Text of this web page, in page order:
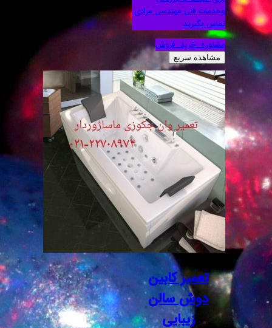
وخدمات فنی مهندسی مرادی
تماس بگیرید
مشاوره_خرید_فروش
مشاهده سریع
تعمیر کابین
دوش سالن
زیبایی